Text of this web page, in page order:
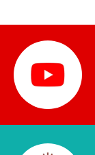
テニス
スポーツ
競馬